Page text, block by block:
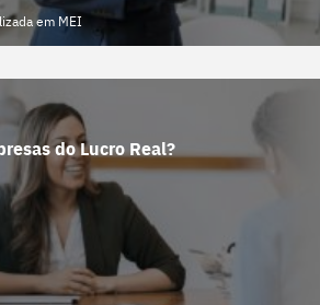
em MEI
do Lucro Real?